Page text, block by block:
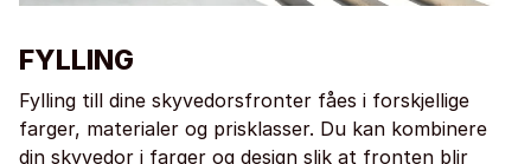
FYLLING
Fylling till dine skyvedorsfronter fåes i forskjellige
farger, materialer og prisklasser. Du kan kombinere
din skyvedor i farger og design slik at fronten blir